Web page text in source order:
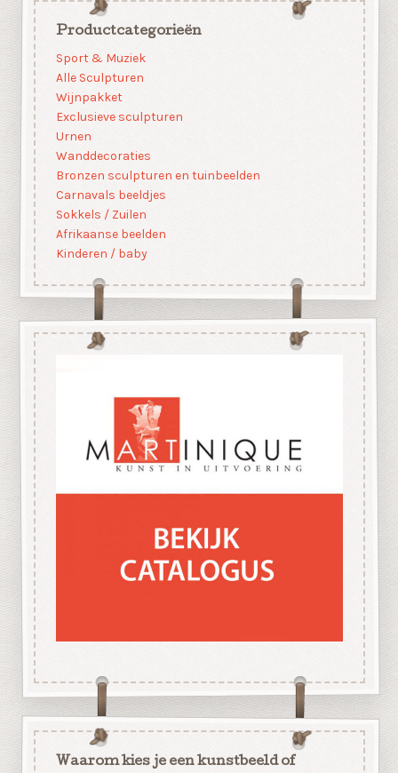
Productcategorieën
Sport & Muziek
Alle Sculpturen
Wijnpakket
Exclusieve sculpturen
Urnen
Wanddecoraties
Bronzen sculpturen en tuinbeelden
Carnavals beeldjes
Sokkels / Zuilen
Afrikaanse beelden
Kinderen / baby
Waarom kies je een kunstbeeld of